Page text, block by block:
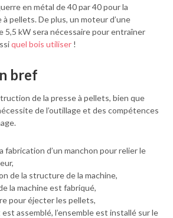
en métal de 40 par 40 pour la
pellets. De plus, un moteur d’une
5,5 kW sera nécessaire pour entraîner
quel bois utiliser !
bref
de la presse à pellets, bien que
de l’outillage et des compétences
fabrication d’un manchon pour relier le
de la structure de la machine,
la machine est fabriqué,
pour éjecter les pellets,
assemblé, l’ensemble est installé sur le